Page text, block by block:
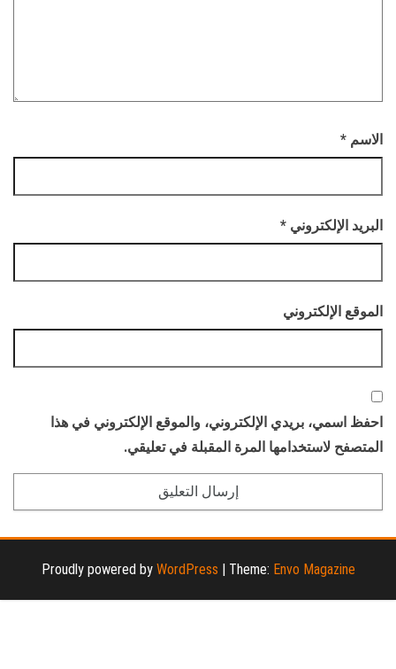
الاسم *
البريد الإلكتروني *
الموقع الإلكتروني
احفظ اسمي، بريدي الإلكتروني، والموقع الإلكتروني في هذا
المتصفح لاستخدامها المرة المقبلة في تعليقي.
Proudly powered by WordPress Theme: Envo Magazine